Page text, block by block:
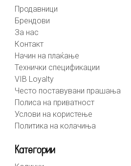
Продавници
Брендови
За нас
Контакт
Начин на плаќање
Технички спецификации
VIB Loyalty
Често поставувани прашања
Полиса на приватност
Услови на користење
Политика на колачиња
Категории